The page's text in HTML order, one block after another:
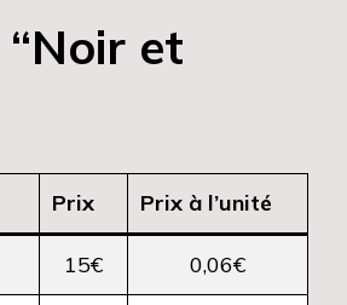
et
Prix Prix à l’unité
15€ 0,06€